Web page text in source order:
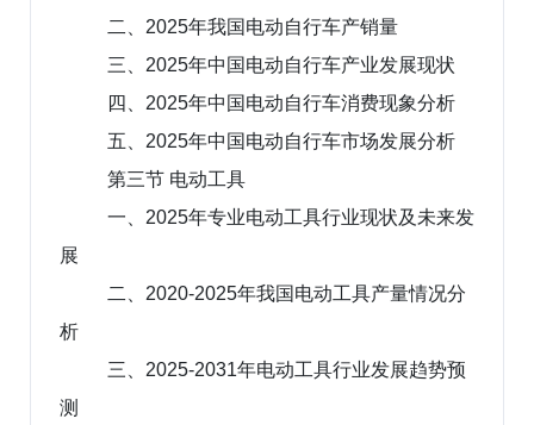
二、2025年我国电动自行车产销量
三、2025年中国电动自行车产业发展现状
四、2025年中国电动自行车消费现象分析
五、2025年中国电动自行车市场发展分析
第三节 电动工具
一、2025年专业电动工具行业现状及未来发
展
二、2020-2025年我国电动工具产量情况分
析
三、2025-2031年电动工具行业发展趋势预
测